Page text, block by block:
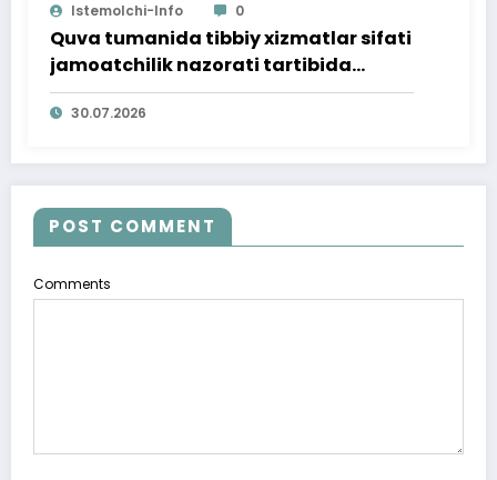
Istemolchi-Info 0
Quva tumanida tibbiy xizmatlar sifati
jamoatchilik nazorati tartibida
o‘rganildi
30.07.2026
POST COMMENT
Comments